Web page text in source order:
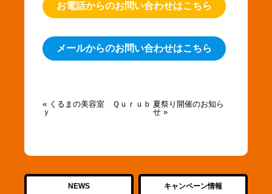
お電話からのお問い合わせはこちら
メールからのお問い合わせはこちら
« くるまの美容室 Ｑｕｒｕｂ
ｙ
夏祭り開催のお知ら
せ »
NEWS キャンペーン情報